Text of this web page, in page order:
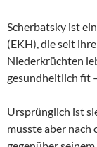
Scherbatsky ist
(EKH), die seit
Niederkrüchten
gesundheitlich fit
Ursprünglich ist
musste aber nach